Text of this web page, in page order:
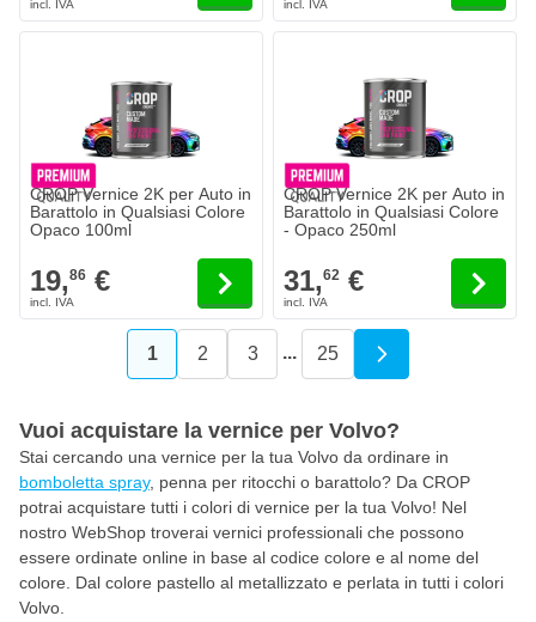
CROP Vernice 2K per Auto in
Barattolo in Qualsiasi Colore
Opaco 100ml
19,86 €
CROP Vernice 2K per Auto in
Barattolo in Qualsiasi Colore
- Opaco 250ml
31,62 €
Attualmente stai leggendo la pagina
1 Pagina
2 Pagina
3 ... Pagina
25
Vuoi acquistare la vernice per Volvo?
Stai cercando una vernice per la tua Volvo da ordinare in
bomboletta spray, penna per ritocchi o barattolo? Da CROP
potrai acquistare tutti i colori di vernice per la tua Volvo! Nel
nostro WebShop troverai vernici professionali che possono
essere ordinate online in base al codice colore e al nome del
colore. Dal colore pastello al metallizzato e perlata in tutti i colori
Volvo.